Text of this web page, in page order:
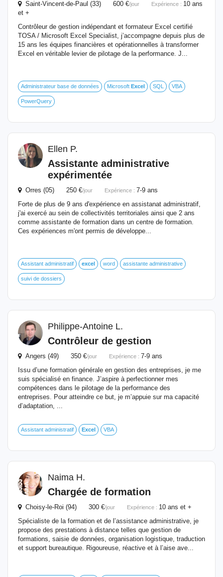
Saint-Vincent-de-Paul (33) 600 €/jour Expérience : 10 ans
et +
Contrôleur de gestion indépendant et formateur Excel certifié
TOSA / Microsoft Excel Specialist, j’accompagne depuis plus de
15 ans les équipes financières et opérationnelles à transformer
Excel en véritable levier de pilotage de la performance. J...
Administrateur base de données Microsoft Excel SQL VBA
PowerQuery
Ellen P.
Assistante administrative
expérimentée
Orres (05) 250 €/jour Expérience : 7-9 ans
Forte de plus de 9 ans d'expérience en assistanat administratif,
j'ai exercé au sein de collectivités territoriales ainsi que 2 ans
comme assistante de formation dans un centre de formation.
Ces expériences m'ont permis de développe...
Assistant administratif excel word assistante administrative
suivi de dossiers
Philippe-Antoine L.
Contrôleur de gestion
Angers (49) 350 €/jour Expérience : 7-9 ans
Issu d’une formation générale en gestion des entreprises, je me
suis spécialisé en finance. J’aspire à perfectionner mes
compétences dans le pilotage de la performance des
entreprises. Pour atteindre ce but, je m’appuie sur ma capacité
d’adaptation, ...
Assistant administratif Excel VBA
Naima H.
Chargée de formation
Choisy-le-Roi (94) 300 €/jour Expérience : 10 ans et +
Spécialiste de la formation et de l’assistance administrative, je
propose des prestations à distance telles que gestion de
formations, saisie de données, organisation logistique, traduction
et support bureautique. Rigoureuse, réactive et à l’aise ave...